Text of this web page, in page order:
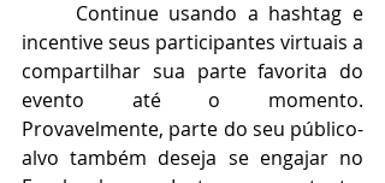
Continue usando a hashtag e
incentive seus participantes virtuais a
compartilhar sua parte favorita do
evento até o momento.
Provavelmente, parte do seu público-
alvo também deseja se engajar no